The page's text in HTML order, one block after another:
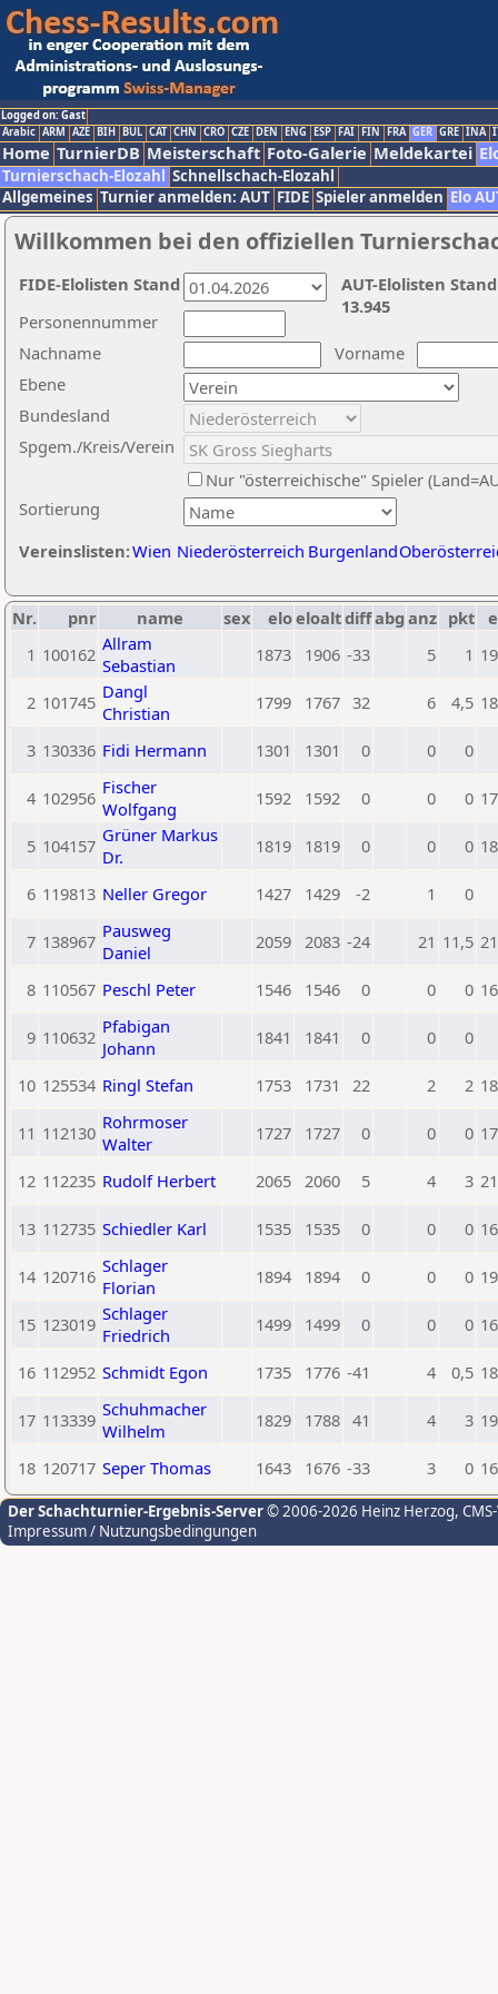
Logged on: Gast
Arabic ARM AZE BIH BUL CAT CHN CRO CZE DEN ENG ESP FAI FIN FRA GER GRE INA
Home TurnierDB Meisterschaft Foto-Galerie Meldekartei
Turnierschach-Elozahl Schnellschach-Elozahl
Allgemeines Turnier anmelden: AUT FIDE Spieler anmelden Elo
Willkommen bei den offiziellen
Nachname
Vorname
Ebene
Sortierung
Personennummer
Bundesland
Spgem./Kreis/Verein
Nur "österreichische" Spieler
Vereinslisten:Wien Niederösterreich Burgenland
AUT-Elolisten
13.945
FIDE-Elolisten Stand
Nr. pnr name sex eloeloaltdiffabg anz pkt
1 100162 Allram
Sebastian
1873 1906 -33 5 1
2 101745 Dangl
Christian
1799 1767 32 6 4,5
3 130336 Fidi Hermann 1301 1301 0 0 0
4 102956 Fischer
Wolfgang
1592 1592 0 0 0
5 104157 Grüner Markus
Dr.
1819 1819 0 0 0
6 119813 Neller Gregor 1427 1429 -2 1 0
7 138967 Pausweg
Daniel
2059 2083 -24 21 11,5
8 110567 Peschl Peter 1546 1546 0 0 0
9 110632 Pfabigan
Johann
1841 1841 0 0 0
10 125534 Ringl Stefan 1753 1731 22 2 2
11 112130 Rohrmoser
Walter
1727 1727 0 0 0
12 112235 Rudolf Herbert 2065 2060 5 4 3
13 112735 Schiedler Karl 1535 1535 0 0 0
14 120716 Schlager
Florian
1894 1894 0 0 0
15 123019 Schlager
Friedrich
1499 1499 0 0 0
16 112952 Schmidt Egon 1735 1776 -41 4 0,5
17 113339 Schuhmacher
Wilhelm
1829 1788 41 4 3
18 120717 Seper Thomas 1643 1676 -33 3 0
Der Schachturnier-Ergebnis-Server© 2006-2026 Heinz Herzog,
Impressum / Nutzungsbedingungen